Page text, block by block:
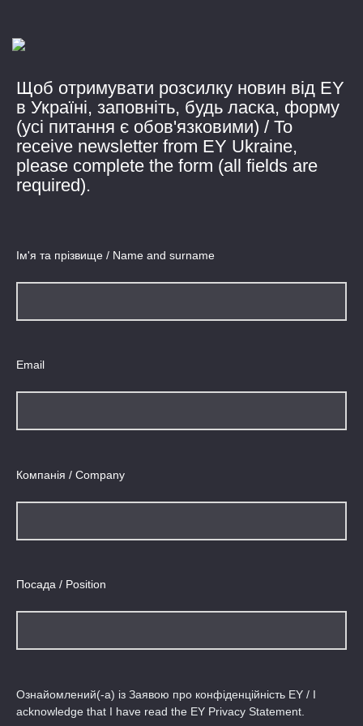
Щоб отримувати розсилку новин від EY
в Україні, заповніть, будь ласка, форму
(усі питання є обов'язковими) / To
receive newsletter from EY Ukraine,
please complete the form (all fields are
required).
Ім'я та прізвище / Name and surname
Email
Компанія / Company
Посада / Position
Ознайомлений(-а) із Заявою про конфіденційність EY / I
acknowledge that I have read the EY Privacy Statement